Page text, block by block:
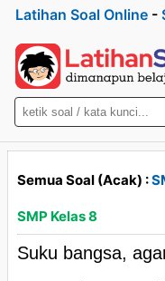
Latihan Soal Online -
Semua Soal (Acak) :
SMP Kelas 8
Suku bangsa,